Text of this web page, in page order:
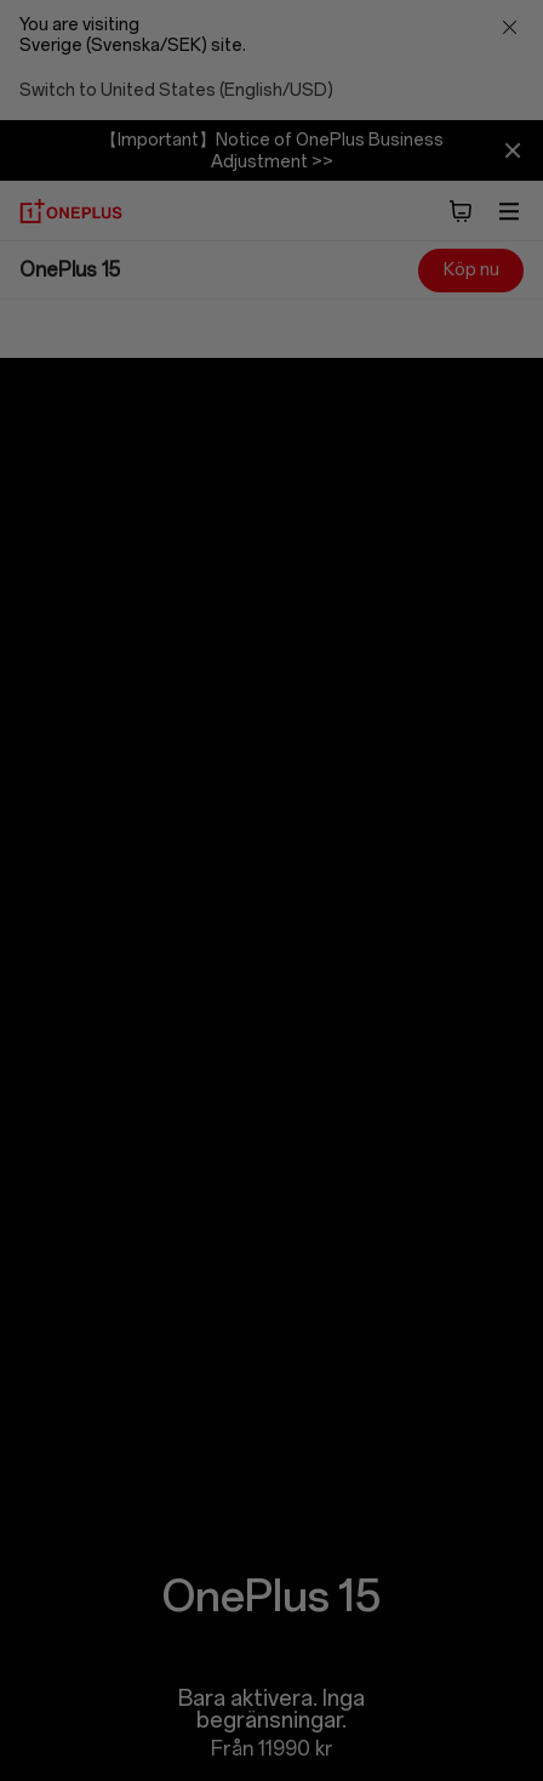
You are visiting
Sverige (Svenska/SEK) site.
Switch to United States (English/USD)
【Important】Notice of OnePlus Business
Adjustment >>
OnePlus
OnePlus 15 Köp nu
Bara aktivera. Inga begränsningar.
OnePlus 15
Bara aktivera. Inga
begränsningar.
Från 11990 kr